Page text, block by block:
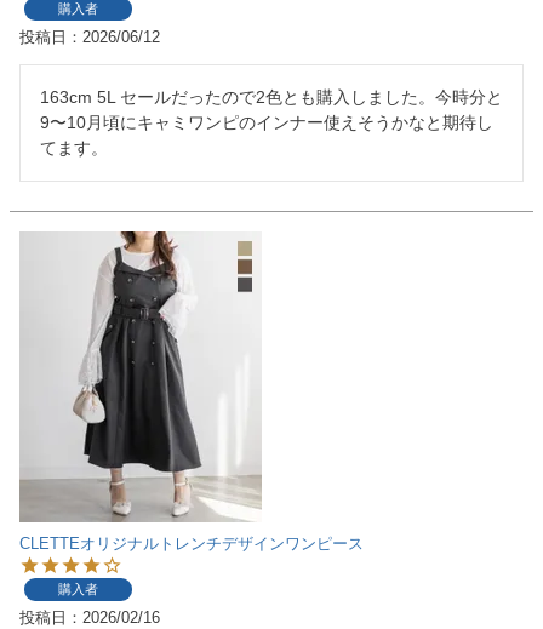
購入者
投稿日 2026/06/12
163cm 5L セールだったので2色とも購入しました。今時分と
9〜10月頃にキャミワンピのインナー使えそうかなと期待し
てます。
CLETTEオリジナルトレンチデザインワンピース
購入者
投稿日 2026/02/16